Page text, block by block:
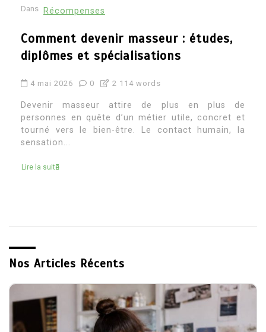
Dans Récompenses
Architecte d’intérieur etude : quel
parcours pour devenir architecte
4 mai 2026 2 269 words
Devenir architecte d’intérieur attire souvent ceux
qui aiment à la fois la création, le concret et la
transformation des espaces. C’est un métier où
Nos Articles Récents